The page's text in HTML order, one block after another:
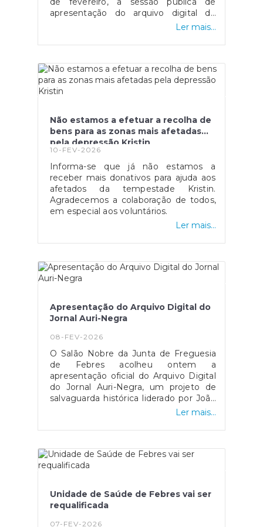
comunidades necessitadas que
demonstraram uma tremenda gratidão
pela ajuda oferecida.Damos assim por
poderá ser por nós.
apresentação do arquivo digital do
jornal Auri-Negra, um projeto de
regional que fica agora ao serviço da
publicado entre 1986 e 2001 pela Auri-
Negra - Cooperativa de Informação e
Cultura C.R.L., tendo passado
Febres, que assegurou a sua edição
entre 2002 e 2019.Mais informação em
https://www.cm-
Ler mais...
Não estamos a efetuar a recolha de
bens para as zonas mais afetadas
pela depressão Kristin
10-FEV-2026
Informa-se que já não estamos a
receber mais donativos para ajuda aos
afetados da tempestade Kristin.
Agradecemos a colaboração de todos,
em especial aos voluntários.
Ler mais...
Apresentação do Arquivo Digital do
Jornal Auri-Negra
08-FEV-2026
O Salão Nobre da Junta de Freguesia
de Febres acolheu ontem a
apresentação oficial do Arquivo Digital
do Jornal Auri-Negra, um projeto de
salvaguarda histórica liderado por João
Diogo Ramos. A iniciativa visa
mais emblemáticos da imprensa
marcou a identidade da região da
Gândara nas últimas décadas.A
figuras-chave da comunidade e da
gestão local, incluindo Carlos Lote
(Presidente da Junta de Freguesia de
Febres), Catarina Façanha (Presidente
Ler mais...
Unidade de Saúde de Febres vai ser
requalificada
07-FEV-2026